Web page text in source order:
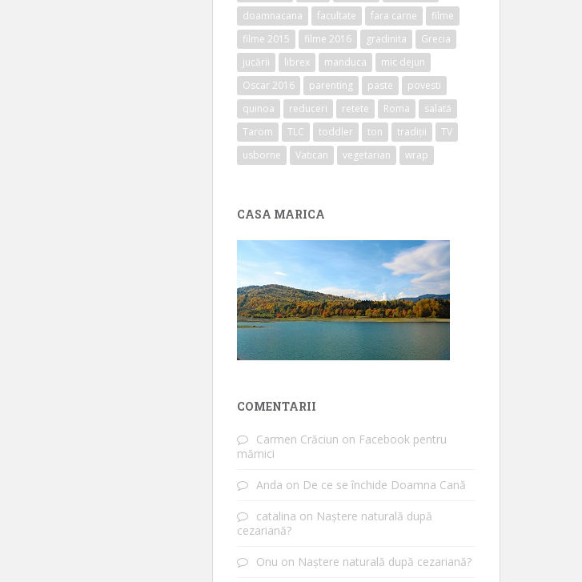
doamnacana
facultate fara carne
filme
filme 2015
filme 2016 gradinita
Grecia
jucării
librex manduca
mic dejun
Oscar 2016
parenting paste
povesti
quinoa
reduceri retete Roma
salată
Tarom
TLC toddler ton tradiții
TV
usborne
Vatican vegetarian wrap
CASA MARICA
COMENTARII
Carmen Crăciun on Facebook pentru
mămici
Anda on De ce se închide Doamna Cană
catalina on Naștere naturală după
cezariană?
Onu on Naștere naturală după cezariană?